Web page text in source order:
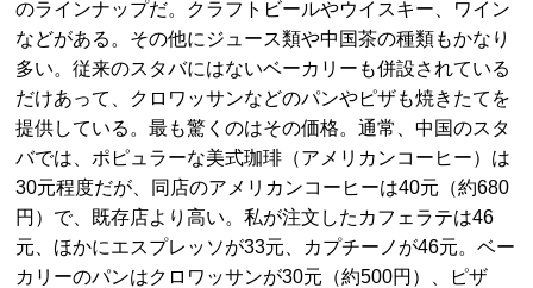
のラインナップだ。クラフトビールやウイスキー、ワイン
などがある。その他にジュース類や中国茶の種類もかなり
多い。従来のスタバにはないベーカリーも併設されている
だけあって、クロワッサンなどのパンやピザも焼きたてを
提供している。最も驚くのはその価格。通常、中国のスタ
バでは、ポピュラーな美式珈琲（アメリカンコーヒー）は
30元程度だが、同店のアメリカンコーヒーは40元（約680
円）で、既存店より高い。私が注文したカフェラテは46
元、ほかにエスプレッソが33元、カプチーノが46元。ベー
カリーのパンはクロワッサンが30元（約500円）、ピザ